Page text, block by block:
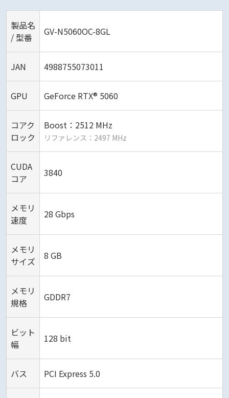
製品名
/ 型番
GV-N5060OC-8GL
JAN 4988755073011
GPU GeForce RTX® 5060
コアク
ロック
Boost：2512 MHz
リファレンス：2497 MHz
CUDA
コア
3840
メモリ
速度
28 Gbps
メモリ
サイズ
8 GB
メモリ
規格
GDDR7
ビット
幅
128 bit
バス PCI Express 5.0